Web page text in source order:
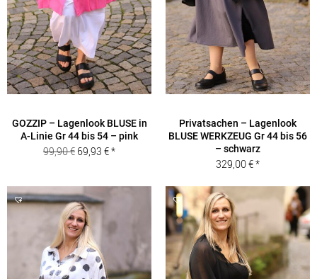
GOZZIP – Lagenlook BLUSE in
A-Linie Gr 44 bis 54 – pink
99,90€ Ursprünglicher
99,90 €
69,93 €Aktueller
Privatsachen – Lagenlook
BLUSE WERKZEUG Gr 44 bis 56
– schwarz
329,00€